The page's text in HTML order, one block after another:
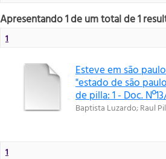
Apresentando 1 de um total de 1
1
Esteve em são
"estado de são
de pilla: 1 - Doc.
Baptista Luzardo;Raul
1